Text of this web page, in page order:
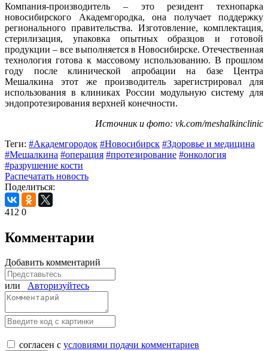
Компания-производитель – это резидент технопарка
новосибирского Академгородка, она получает поддержку
регионального правительства. Изготовление, комплектация,
стерилизация, упаковка опытных образцов и готовой
продукции – все выполняется в Новосибирске. Отечественная
технология готова к массовому использованию. В прошлом
году после клинической апробации на базе Центра
Мешалкина этот же производитель зарегистрировал для
использования в клиниках России модульную систему для
эндопротезирования верхней конечности.
Источник и фото: vk.com/meshalkinclinic
Теги: #Академгородок #Новосибирск #Здоровье и медицина
#Мешалкина #операция #протезирование #онкология
#разрушение кости
Распечатать новость
Поделиться:
412 0
Комментарии
Добавить комментарий
или Авторизуйтесь
согласен с условиями подачи комментариев